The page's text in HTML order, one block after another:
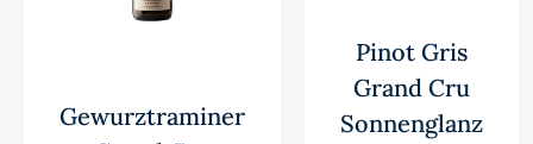
Gewurztraminer
Pinot Gris
Grand Cru
Sonnenglanz